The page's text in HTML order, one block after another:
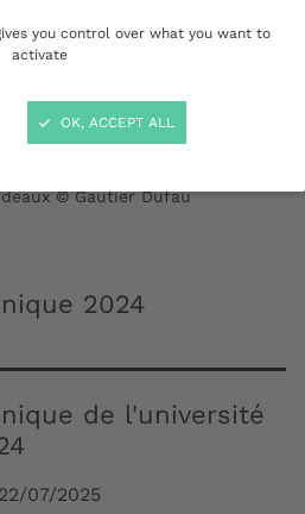
you control over what you want to
activate
OK, ACCEPT ALL
© Gautier Dufau
2024
de l'université
22/07/2025